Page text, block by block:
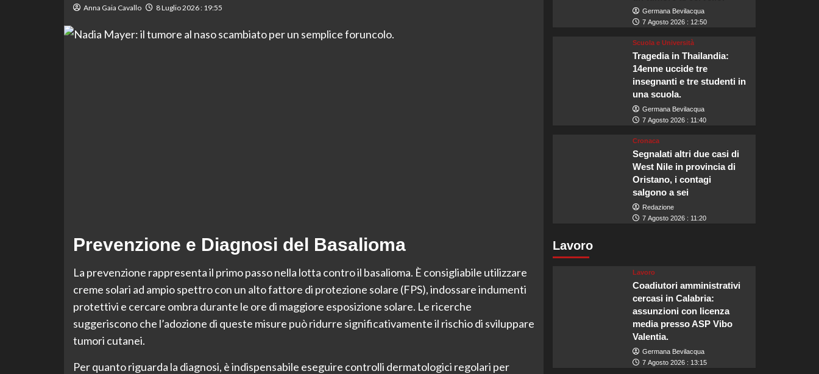
Anna Gaia Cavallo 8 Luglio 2026 : 19:55
Prevenzione e Diagnosi del Basalioma
La prevenzione rappresenta il primo passo nella lotta contro il basalioma. È consigliabile utilizzare
creme solari ad ampio spettro con un alto fattore di protezione solare (FPS), indossare indumenti
protettivi e cercare ombra durante le ore di maggiore esposizione solare. Le ricerche
suggeriscono che l’adozione di queste misure può ridurre significativamente il rischio di sviluppare
tumori cutanei.
Per quanto riguarda la diagnosi, è indispensabile eseguire controlli dermatologici regolari per
Germana Bevilacqua
7 Agosto 2026 : 12:50
Scuola e Università
Tragedia in Thailandia:
14enne uccide tre
insegnanti e tre studenti in
una scuola.
Germana Bevilacqua
7 Agosto 2026 : 11:40
Cronaca
Segnalati altri due casi di
West Nile in provincia di
Oristano, i contagi
salgono a sei
Redazione
7 Agosto 2026 : 11:20
Lavoro
Lavoro
Coadiutori amministrativi
cercasi in Calabria:
assunzioni con licenza
media presso ASP Vibo
Valentia.
Germana Bevilacqua
7 Agosto 2026 : 13:15